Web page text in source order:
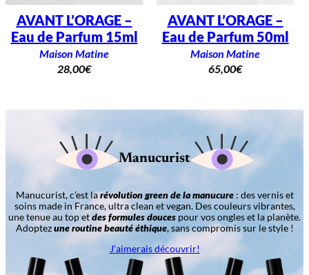
AVANT L’ORAGE –
Eau de Parfum 15ml
Maison Matine
28,00€
AVANT L’ORAGE –
Eau de Parfum 50ml
Maison Matine
65,00€
Manucurist
Manucurist, c’est larévolution green de la manucure: des vernis et
soins made in France, ultra clean et vegan. Des couleurs vibrantes,
une tenue au top etdes formules douces pour vos ongles et la planète.
Adoptezune routine beauté éthique, sans compromis sur le style !
J’aimerais découvrir!